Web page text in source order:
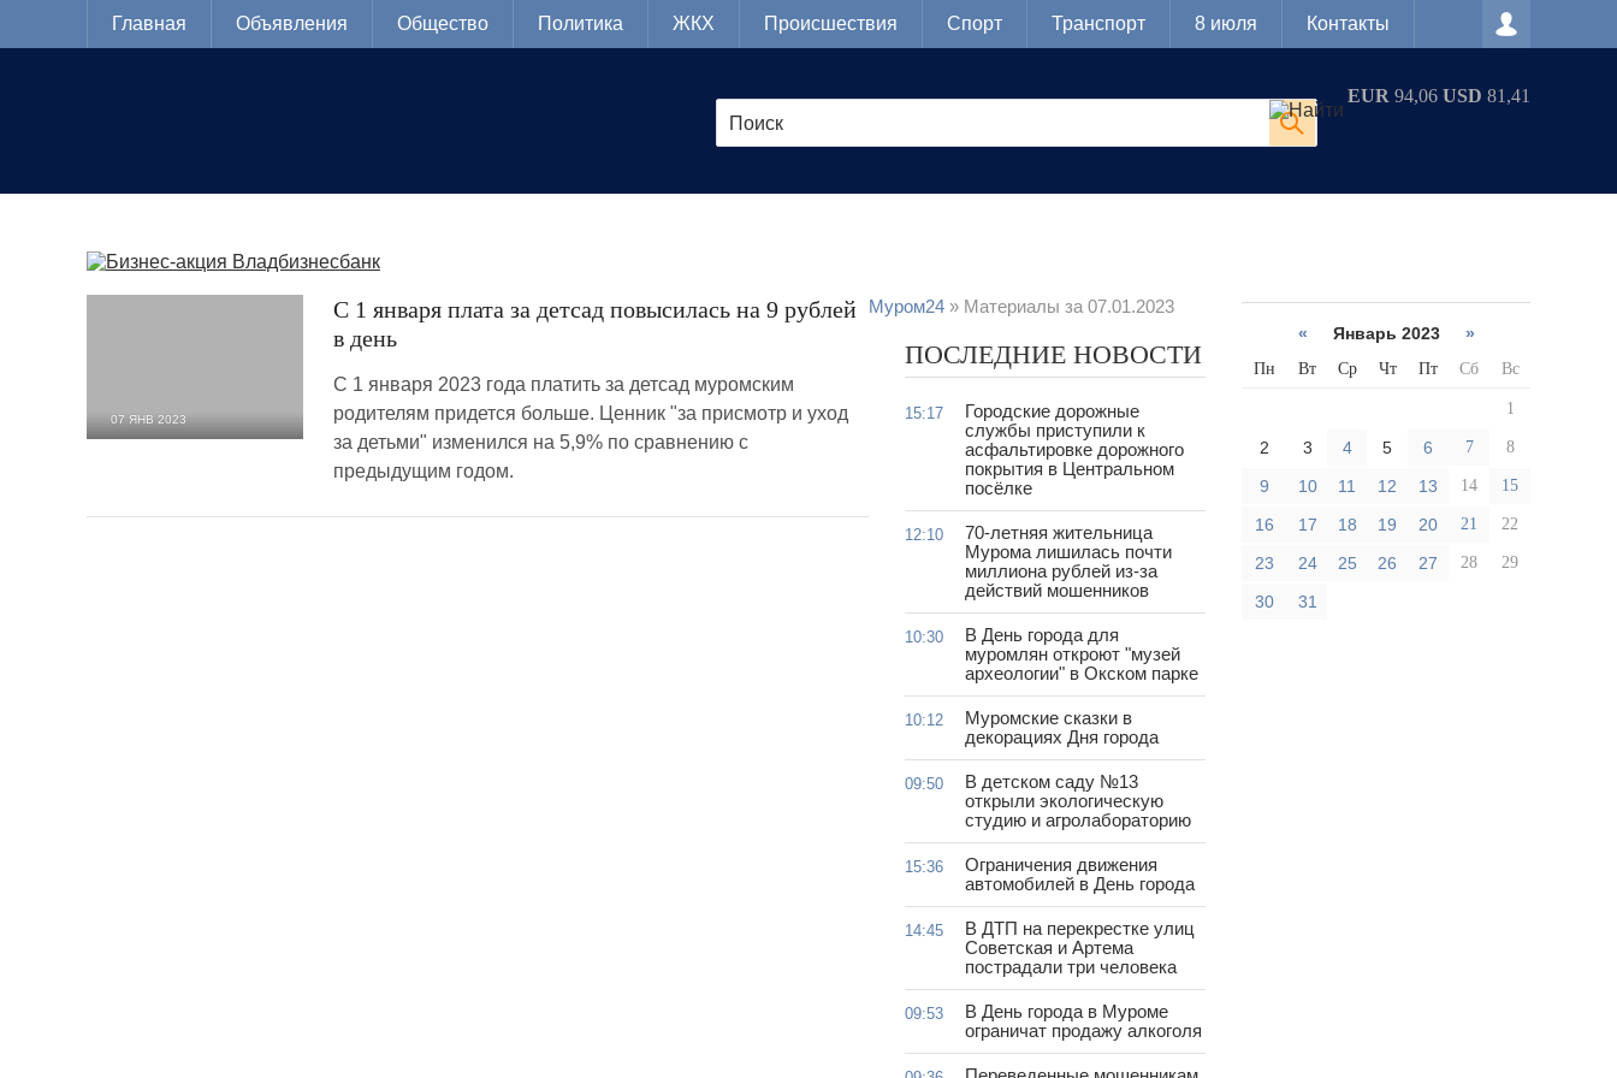
Главная Объявления Общество Политика ЖКХ Происшествия Спорт Транспорт 8 июля Контакты
EUR 94,06 USD 81,41
Муром24 » Материалы за 07.01.2023
07 ЯНВ 2023
С 1 января плата за детсад повысилась на 9 рублей
в день
С 1 января 2023 года платить за детсад муромским
родителям придется больше. Ценник "за присмотр и уход
за детьми" изменился на 5,9% по сравнению с
предыдущим годом.
ПОСЛЕДНИЕ НОВОСТИ
15:17
Городские дорожные
службы приступили к
асфальтировке дорожного
покрытия в Центральном
посёлке
12:10
70-летняя жительница
Мурома лишилась почти
миллиона рублей из-за
действий мошенников
10:30
В День города для
муромлян откроют "музей
археологии" в Окском парке
10:12
Муромские сказки в
декорациях Дня города
09:50
В детском саду №13
открыли экологическую
студию и агролабораторию
15:36
Ограничения движения
автомобилей в День города
14:45
В ДТП на перекрестке улиц
Советская и Артема
пострадали три человека
09:53
В День города в Муроме
ограничат продажу алкоголя
« Январь 2023 »
Пн Вт Ср Чт Пт Сб Вс
1
2 3 4 5 6 7 8
9 10 11 12 13 14 15
16 17 18 19 20 21 22
23 24 25 26 27 28 29
30 31